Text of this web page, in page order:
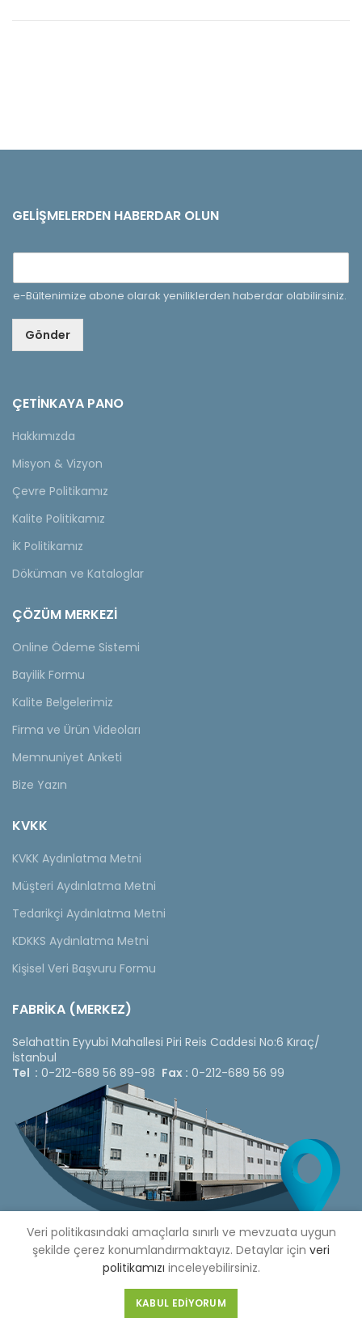
GELIŞMELERDEN HABERDAR OLUN
e-Bültenimize abone olarak yeniliklerden haberdar olabilirsiniz.
Gönder
ÇETINKAYA PANO
Hakkımızda
Misyon & Vizyon
Çevre Politikamız
Kalite Politikamız
İK Politikamız
Döküman ve Kataloglar
ÇÖZÜM MERKEZİ
Online Ödeme Sistemi
Bayilik Formu
Kalite Belgelerimiz
Firma ve Ürün Videoları
Memnuniyet Anketi
Bize Yazın
KVKK
KVKK Aydınlatma Metni
Müşteri Aydınlatma Metni
Tedarikçi Aydınlatma Metni
KDKKS Aydınlatma Metni
Kişisel Veri Başvuru Formu
FABRİKA (MERKEZ)
Selahattin Eyyubi Mahallesi Piri Reis Caddesi No:6 Kıraç/
İstanbul
Tel : 0-212-689 56 89-98 Fax : 0-212-689 56 99
Copyright © 2020 Çetinkaya Pano |Çetinkaya Pano Fiyat
Veri politikasındaki amaçlarla sınırlı ve mevzuata uygun
şekilde çerez konumlandırmaktayız. Detaylar için veri
politikamızı inceleyebilirsiniz.
KABUL EDIYORUM